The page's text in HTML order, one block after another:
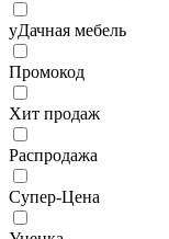
уДачная мебель
Промокод
Хит продаж
Распродажа
Супер-Цена